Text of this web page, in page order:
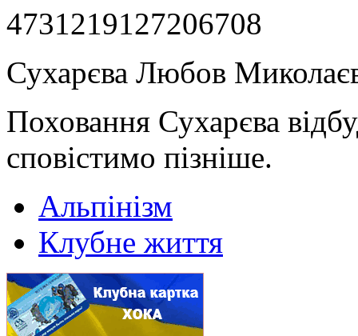
4731219127206708
Сухарєва Любов
Поховання Сухарєва
сповістимо пізніше.
Альпінізм
Клубне життя